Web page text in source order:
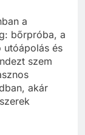
a
bőrpróba, a
utóápolás és
szem
akár